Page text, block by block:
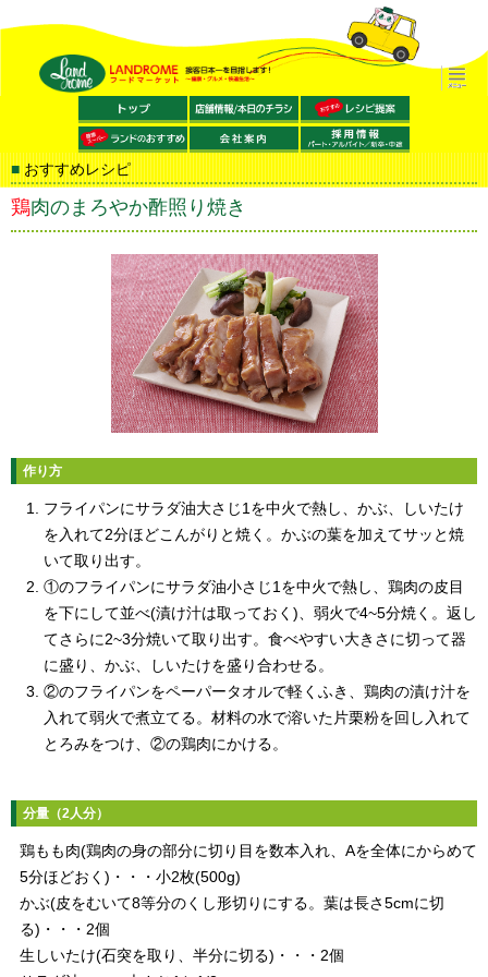
おすすめレシピ
鶏肉のまろやか酢照り焼き
作り方
フライパンにサラダ油大さじ1を中火で熱し、かぶ、しいたけ
を入れて2分ほどこんがりと焼く。かぶの葉を加えてサッと焼
いて取り出す。
①のフライパンにサラダ油小さじ1を中火で熱し、鶏肉の皮目
を下にして並べ(漬け汁は取っておく)、弱火で4~5分焼く。返し
てさらに2~3分焼いて取り出す。食べやすい大きさに切って器
に盛り、かぶ、しいたけを盛り合わせる。
②のフライパンをペーパータオルで軽くふき、鶏肉の漬け汁を
入れて弱火で煮立てる。材料の水で溶いた片栗粉を回し入れて
とろみをつけ、②の鶏肉にかける。
分量（2人分）
鶏もも肉(鶏肉の身の部分に切り目を数本入れ、Aを全体にからめて
5分ほどおく)・・・小2枚(500g)
かぶ(皮をむいて8等分のくし形切りにする。葉は長さ5cmに切
る)・・・2個
生しいたけ(石突を取り、半分に切る)・・・2個